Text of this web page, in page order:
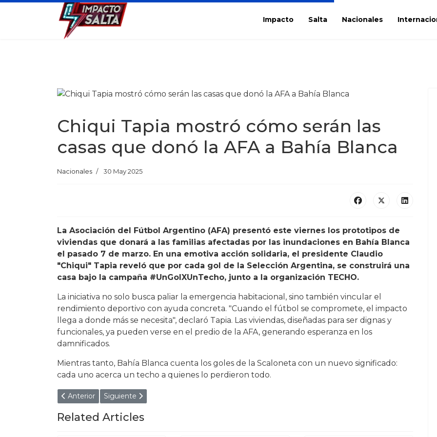
Impacto Salta Nacionales
Chiqui Tapia mostró cómo serán las
casas que donó la AFA a Bahía Blanca
Nacionales 30 May 2025
La Asociación del Fútbol Argentino (AFA) presentó este viernes los prototipos de
viviendas que donará a las familias afectadas por las inundaciones en Bahía Blanca
el pasado 7 de marzo. En una emotiva acción solidaria, el presidente Claudio
"Chiqui" Tapia reveló que por cada gol de la Selección Argentina, se construirá una
casa bajo la campaña #UnGolXUnTecho, junto a la organización TECHO.
La iniciativa no solo busca paliar la emergencia habitacional, sino también vincular el
rendimiento deportivo con ayuda concreta. "Cuando el fútbol se compromete, el impacto
llega a donde más se necesita", declaró Tapia. Las viviendas, diseñadas para ser dignas y
funcionales, ya pueden verse en el predio de la AFA, generando esperanza en los
damnificados.
Mientras tanto, Bahía Blanca cuenta los goles de la Scaloneta con un nuevo significado:
cada uno acerca un techo a quienes lo perdieron todo.
Artículo anterior: "Lo vamos a matar al hijo de puta": Detuvieron a un manifestante por amenazar a Milei ante
Anterior Artículo siguiente: La casta catamarqueña: Intendenta "enferma" fue descubierta vacacionando
Siguiente
Related Articles